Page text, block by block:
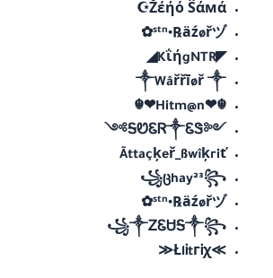
Žέήό Ŝάмά☪
ˢᵗⁿ•℞ӓźøřヅ✿
◤KΐήgNTR◢
༒Wâřřīøř ༒
☬❤Hitm@n❤☬
༺ᎦᏬᏋᏒ༒ᏋᏕ༻
Ãttaçķeř_ßwîķriť
꧁ცhay²³꧂
ˢᵗⁿ•℞ӓźøřヅ✿
꧁༒ᏃᏋᏌᎦ༒꧂
≫ŁlᎥtгᎥχ≪